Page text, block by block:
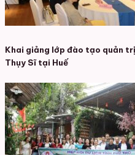
Khai giảng lớp đào tạo quản
Thụy Sĩ tại Huế